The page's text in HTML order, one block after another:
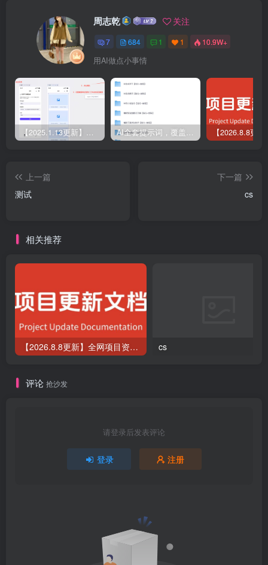
周志乾 关注
7 684 1 1 10.9W+
用AI做点小事情
【2025.1.13更新】Coze应用实战 如何利用coze应用功能，开发一个小程序，并发布到微信 AI全套提示词，覆盖微头条、小说、短视频脚本等32+创作场景
上一篇
测试
下一篇
cs
相关推荐
【2026.8.8更新】全网项目资源合集 每日更新 cs
评论 抢沙发
请登录后发表评论
登录 注册